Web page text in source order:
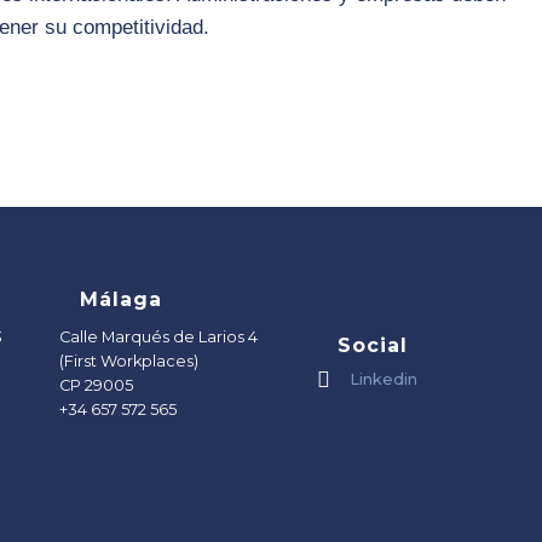
su competitividad.
Málaga
Calle Marqués de Larios 4
(First Workplaces)
CP 29005
+34 657 572 565
Social
Linkedin